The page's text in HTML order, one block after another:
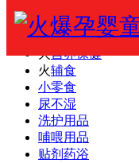
火爆婴童网
婴幼儿奶粉
火营养保健
火辅食
小零食
尿不湿
洗护用品
哺喂用品
贴剂药浴